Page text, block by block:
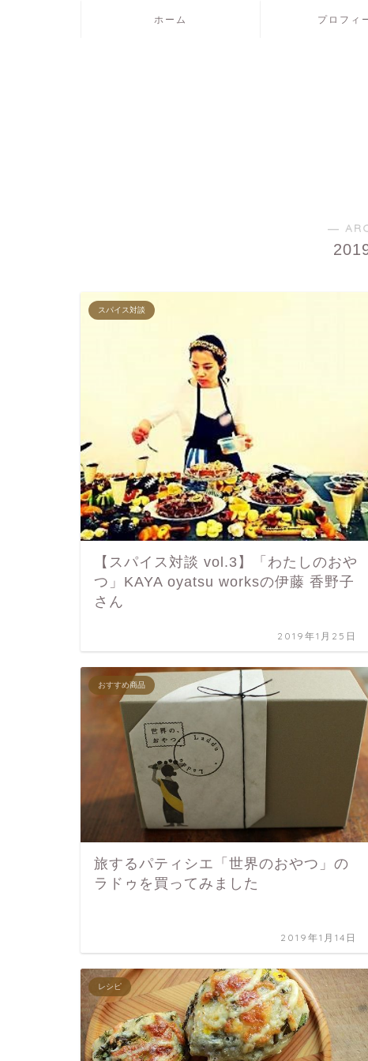
ホーム プロフィ
―
スパイス対談
【スパイス対談 vol.3】「わたしのおや
つ」KAYA oyatsu worksの伊藤 香野子
さん
2019年1月25日
おすすめ商品
旅するパティシエ「世界のおやつ」の
ラドゥを買ってみました
2019年1月14日
レシピ